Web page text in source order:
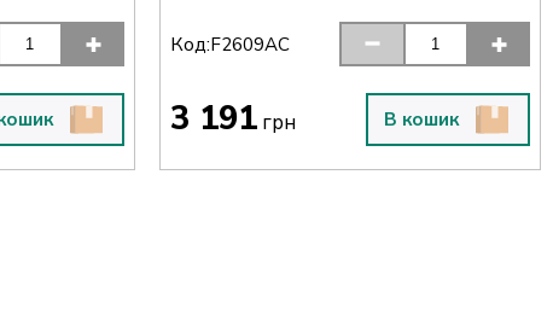
Код:F2609AC
3 191 грн В кошик